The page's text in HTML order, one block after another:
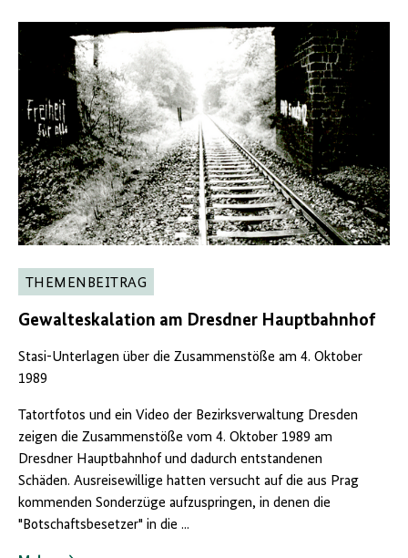
THEMENBEITRAG
Gewalteskalation am Dresdner Hauptbahnhof
Stasi-Unterlagen über die Zusammenstöße am 4. Oktober
1989
Tatortfotos und ein Video der Bezirksverwaltung Dresden
zeigen die Zusammenstöße vom 4. Oktober 1989 am
Dresdner Hauptbahnhof und dadurch entstandenen
Schäden. Ausreisewillige hatten versucht auf die aus Prag
kommenden Sonderzüge aufzuspringen, in denen die
"Botschaftsbesetzer" in die ...